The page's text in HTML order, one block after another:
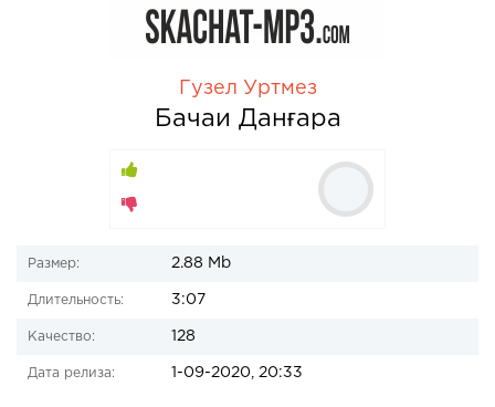
Гузел Уртмез
Бачаи Данғара
Размер: 2.88 Mb
Длительность: 3:07
Качество: 128
Дата релиза: 1-09-2020, 20:33